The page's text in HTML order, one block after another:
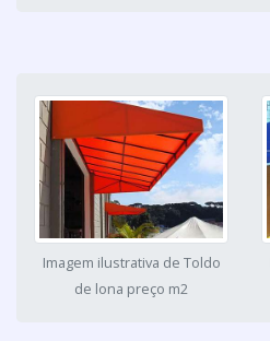
Imagem ilustrativa de Toldo
de lona preço m2